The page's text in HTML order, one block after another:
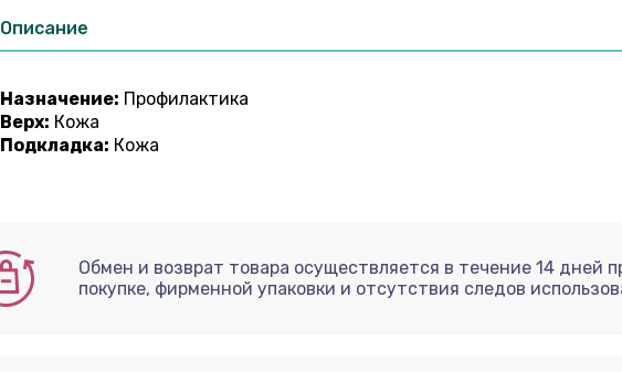
Описание
Назначение: Профилактика
Верх: Кожа
Подкладка: Кожа
Обмен и возврат товара осуществляется в течение 14 дней
покупке, фирменной упаковки и отсутствия следов